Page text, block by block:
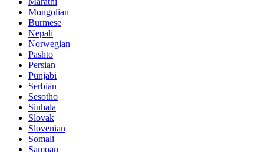
Mongolian
Burmese
Nepali
Norwegian
Pashto
Persian
Punjabi
Serbian
Sesotho
Sinhala
Slovak
Slovenian
Somali
Samoan